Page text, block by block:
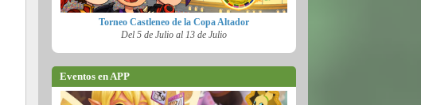
Torneo Castleneo de la Copa Altador
Del 5 de Julio al 13 de Julio
Eventos en APP